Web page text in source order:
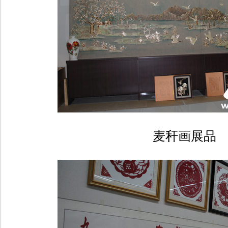
麦秆画展品